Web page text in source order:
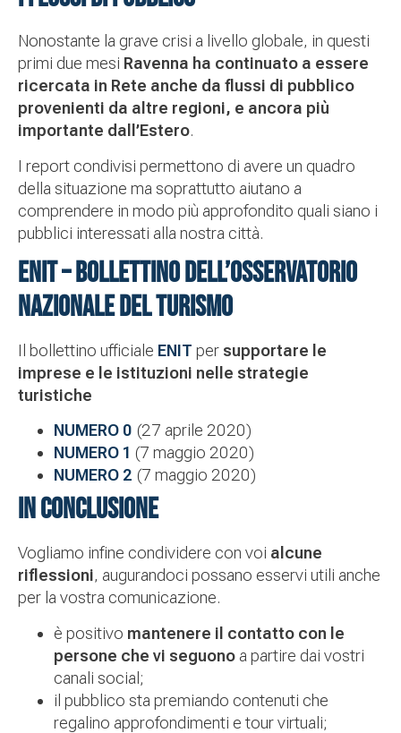
Nonostante la grave crisi a livello globale, in questi
primi due mesi Ravenna ha continuato a essere
ricercata in Rete anche da flussi di pubblico
provenienti da altre regioni, e ancora più
importante dall’Estero.
I report condivisi permettono di avere un quadro
della situazione ma soprattutto aiutano a
comprendere in modo più approfondito quali siano i
pubblici interessati alla nostra città.
ENIT – BOLLETTINO DELL’OSSERVATORIO
NAZIONALE DEL TURISMO
Il bollettino ufficiale ENIT per supportare le
imprese e le istituzioni nelle strategie
turistiche
NUMERO 0 (27 aprile 2020)
NUMERO 1 (7 maggio 2020)
NUMERO 2 (7 maggio 2020)
IN CONCLUSIONE
Vogliamo infine condividere con voi alcune
riflessioni, augurandoci possano esservi utili anche
per la vostra comunicazione.
è positivo mantenere il contatto con le
persone che vi seguono a partire dai vostri
canali social;
il pubblico sta premiando contenuti che
regalino approfondimenti e tour virtuali;